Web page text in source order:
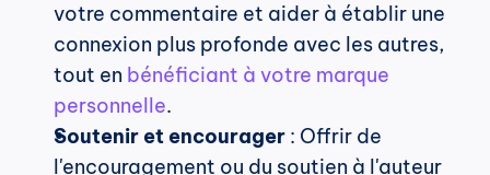
votre commentaire et aider à établir une
connexion plus profonde avec les autres,
tout en bénéficiant à votre marque
personnelle.
Soutenir et encourager : Offrir de
l'encouragement ou du soutien à l'auteur